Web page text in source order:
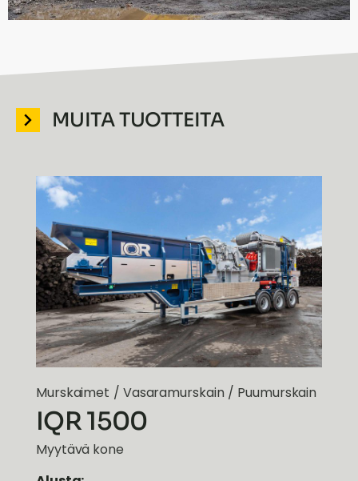
MUITA TUOTTEITA
Murskaimet / Vasaramurskain / Puumurskain
IQR 1500
Myytävä kone